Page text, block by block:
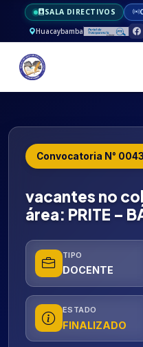
SALA DIRECTIVOS
Huacaybamba
Convocatoria N° 0043
vacantes no
área: PRITE –
TIPO
DOCENTE
ESTADO
FINALIZADO